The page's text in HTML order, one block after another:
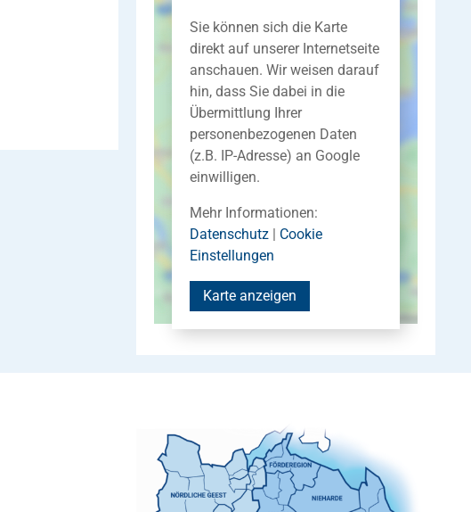
Sie können sich die Karte
direkt auf unserer Internetseite
anschauen. Wir weisen darauf
hin, dass Sie dabei in die
Übermittlung Ihrer
personenbezogenen Daten
(z.B. IP-Adresse) an Google
einwilligen.
Mehr Informationen:
Datenschutz| Cookie
Einstellungen
Karte anzeigen